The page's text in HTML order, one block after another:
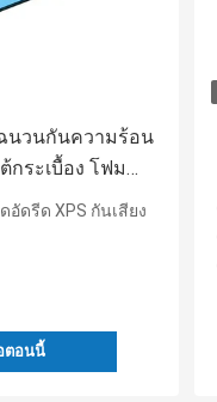
นวนกันความร้อน
กระเบื้อง โฟม
ดรีด XPS กันเสียง
ตอนนี้